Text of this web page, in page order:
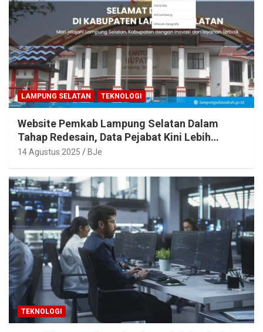
LAMPUNG SELATAN TEKNOLOGI
Website Pemkab Lampung Selatan Dalam
Tahap Redesain, Data Pejabat Kini Lebih
Mudah Diakses
14 Agustus 2025 BJe
TEKNOLOGI